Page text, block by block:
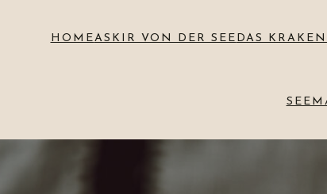
HOMEASKIR VON DER SEE DAS